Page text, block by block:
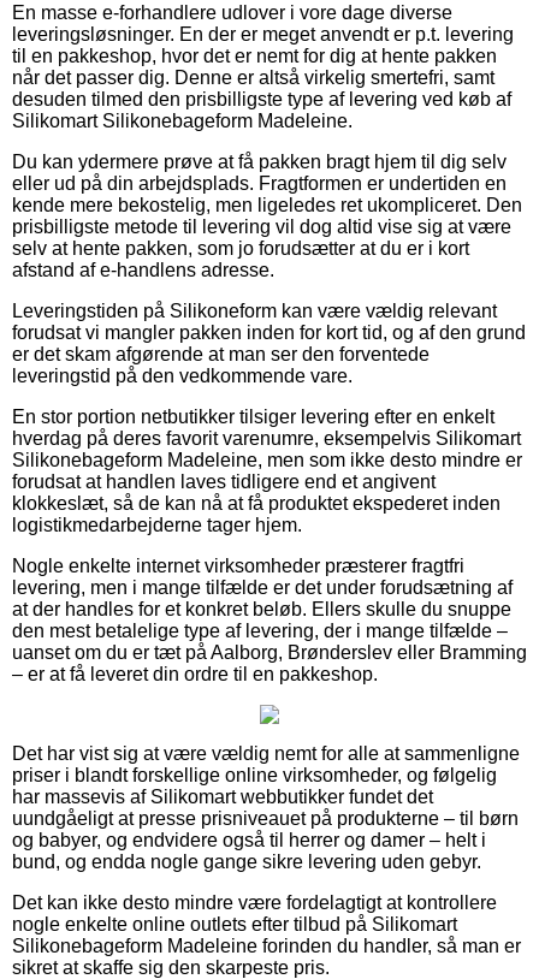
En masse e-forhandlere udlover i vore dage diverse
leveringsløsninger. En der er meget anvendt er p.t. levering
til en pakkeshop, hvor det er nemt for dig at hente pakken
når det passer dig. Denne er altså virkelig smertefri, samt
desuden tilmed den prisbilligste type af levering ved køb af
Silikomart Silikonebageform Madeleine.
Du kan ydermere prøve at få pakken bragt hjem til dig selv
eller ud på din arbejdsplads. Fragtformen er undertiden en
kende mere bekostelig, men ligeledes ret ukompliceret. Den
prisbilligste metode til levering vil dog altid vise sig at være
selv at hente pakken, som jo forudsætter at du er i kort
afstand af e-handlens adresse.
Leveringstiden på Silikoneform kan være vældig relevant
forudsat vi mangler pakken inden for kort tid, og af den grund
er det skam afgørende at man ser den forventede
leveringstid på den vedkommende vare.
En stor portion netbutikker tilsiger levering efter en enkelt
hverdag på deres favorit varenumre, eksempelvis Silikomart
Silikonebageform Madeleine, men som ikke desto mindre er
forudsat at handlen laves tidligere end et angivent
klokkeslæt, så de kan nå at få produktet ekspederet inden
logistikmedarbejderne tager hjem.
Nogle enkelte internet virksomheder præsterer fragtfri
levering, men i mange tilfælde er det under forudsætning af
at der handles for et konkret beløb. Ellers skulle du snuppe
den mest betalelige type af levering, der i mange tilfælde –
uanset om du er tæt på Aalborg, Brønderslev eller Bramming
– er at få leveret din ordre til en pakkeshop.
Det har vist sig at være vældig nemt for alle at sammenligne
priser i blandt forskellige online virksomheder, og følgelig
har massevis af Silikomart webbutikker fundet det
uundgåeligt at presse prisniveauet på produkterne – til børn
og babyer, og endvidere også til herrer og damer – helt i
bund, og endda nogle gange sikre levering uden gebyr.
Det kan ikke desto mindre være fordelagtigt at kontrollere
nogle enkelte online outlets efter tilbud på Silikomart
Silikonebageform Madeleine forinden du handler, så man er
sikret at skaffe sig den skarpeste pris.